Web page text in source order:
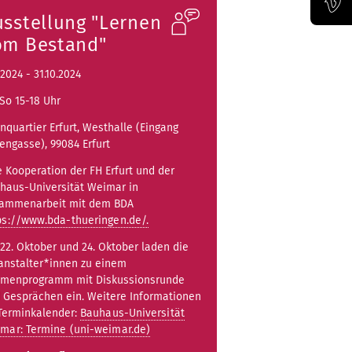
"Lernen
Bestand"
- 31.10.2024
15-18 Uhr
Erfurt, Westhalle (Eingang
99084 Erfurt
Kooperation der FH Erfurt und der
Universität Weimar in
mit dem BDA
www.bda-thueringen.de/.
Oktober und 24. Oktober laden die
zu einem
mit Diskussionsrunde
Gesprächen ein. Weitere Informationen
Bauhaus-Universität
Termine (uni-weimar.de)